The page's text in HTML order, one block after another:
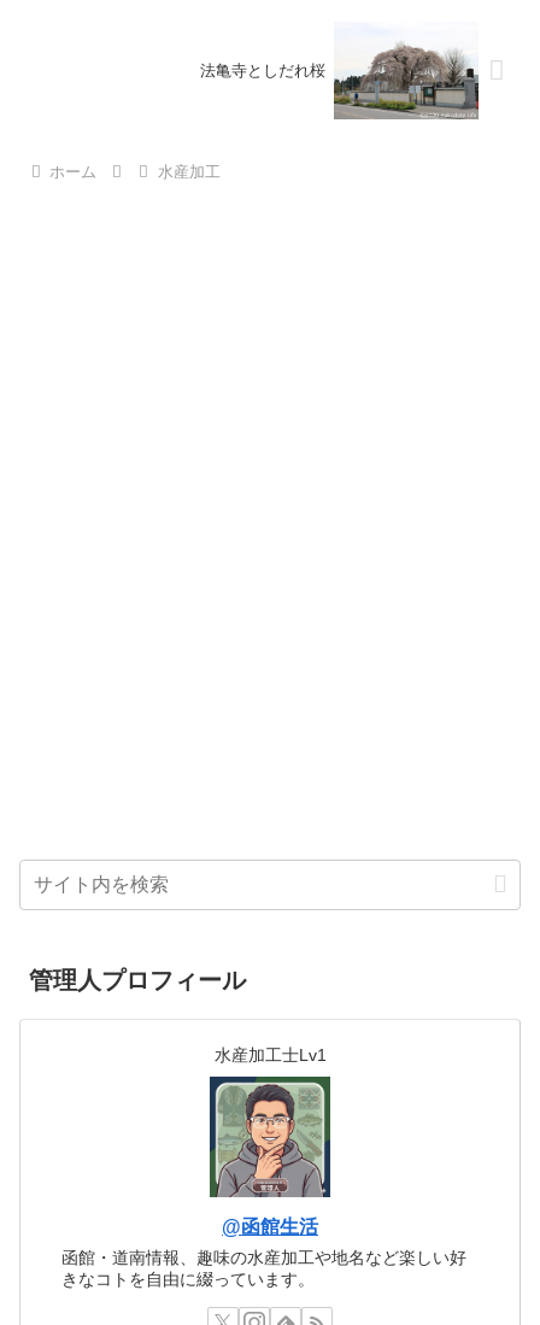
法亀寺としだれ桜
ホーム 水産加工
管理人プロフィール
水産加工士Lv1
@函館生活
函館・道南情報、趣味の水産加工や地名など楽しい好
きなコトを自由に綴っています。